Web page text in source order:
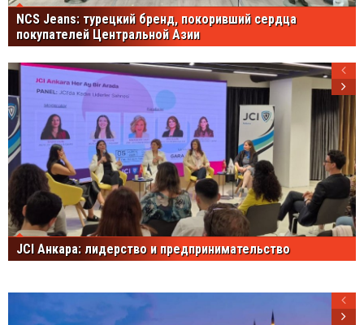
NCS Jeans: турецкий бренд, покоривший сердца
покупателей Центральной Азии
JCI Анкара: лидерство и предпринимательство